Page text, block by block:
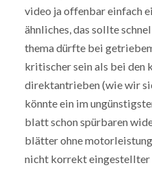
video ja offenbar einfach
ähnliches, das sollte
thema dürfte bei
kritischer sein als bei den
direktantrieben (wie wir
könnte ein im
blatt schon spürbaren
blätter ohne
nicht korrekt eingestellter